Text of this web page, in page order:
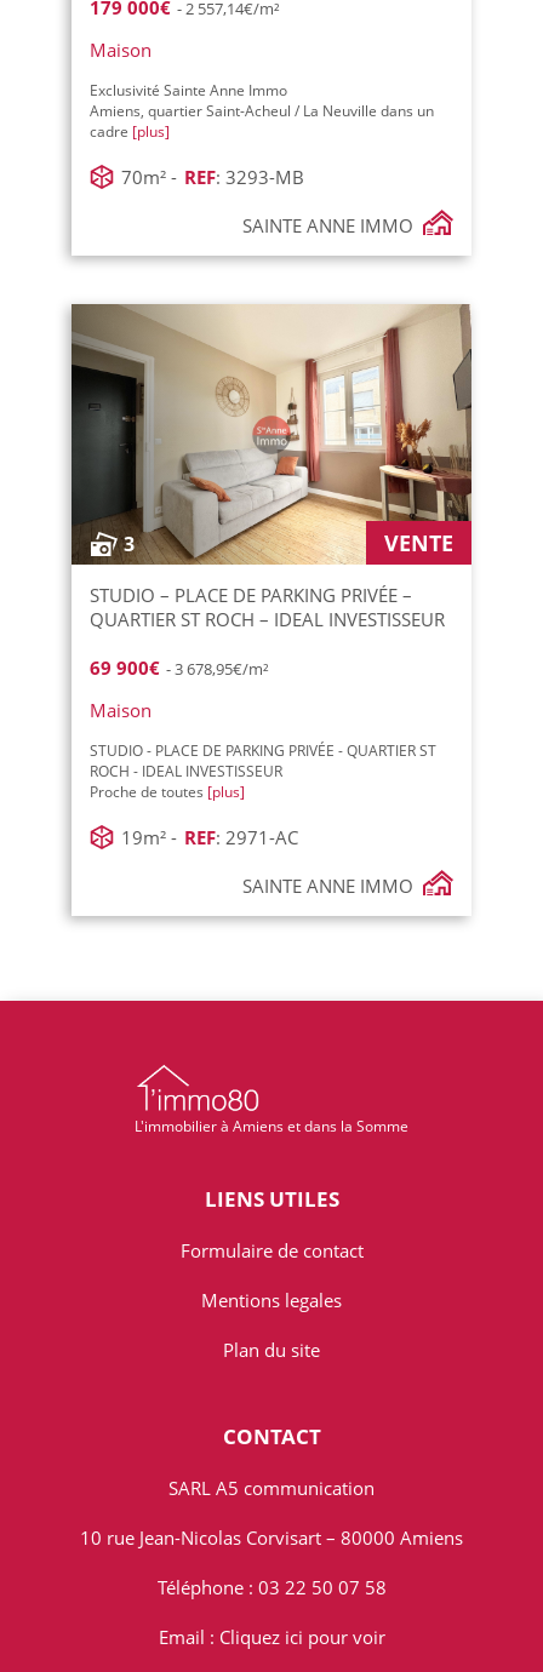
179 000€ - 2 557,14€/m²
Maison
Exclusivité Sainte Anne Immo
Amiens, quartier Saint-Acheul / La Neuville dans un
cadre [plus]
70m² - REF: 3293-MB
SAINTE ANNE IMMO
3 VENTE
STUDIO – PLACE DE PARKING PRIVÉE –
QUARTIER ST ROCH – IDEAL INVESTISSEUR
69 900€ - 3 678,95€/m²
Maison
STUDIO - PLACE DE PARKING PRIVÉE - QUARTIER ST
ROCH - IDEAL INVESTISSEUR
Proche de toutes [plus]
19m² - REF: 2971-AC
SAINTE ANNE IMMO
L'immobilier à Amiens et dans la Somme
LIENS UTILES
Formulaire de contact
Mentions legales
Plan du site
CONTACT
SARL A5 communication
10 rue Jean-Nicolas Corvisart – 80000 Amiens
Téléphone : 03 22 50 07 58
Email : Cliquez ici pour voir